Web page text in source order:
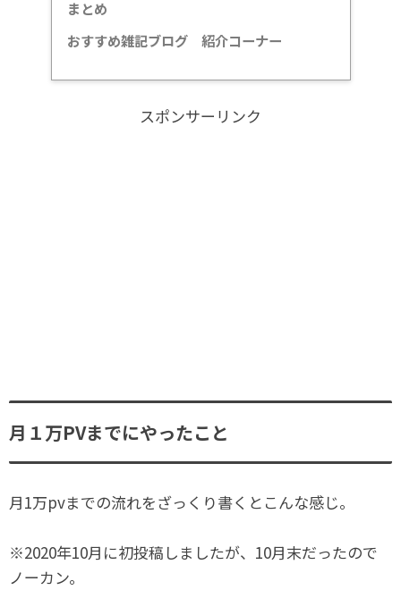
まとめ
おすすめ雑記ブログ 紹介コーナー
スポンサーリンク
月１万PVまでにやったこと
月1万pvまでの流れをざっくり書くとこんな感じ。
※2020年10月に初投稿しましたが、10月末だったので
ノーカン。